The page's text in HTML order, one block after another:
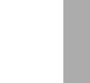
recommandés
connaitre le prix
veuillez
recommandés